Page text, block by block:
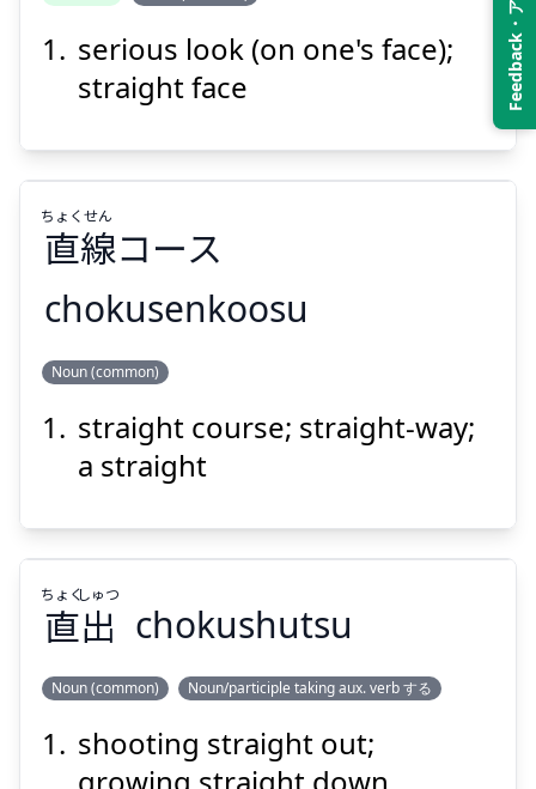
顔
ま
がお
Suspend
serious look (on one's face);
straight face
Suspend
直線コース
ちょくせん
chokusenkoosu
Noun (common)
straight course; straight-way;
a straight
直
出
ちょく
しゅつ
直出
ちょくしゅつ
chokushutsu
Noun (common) Noun/participle taking aux. verb する
shooting straight out;